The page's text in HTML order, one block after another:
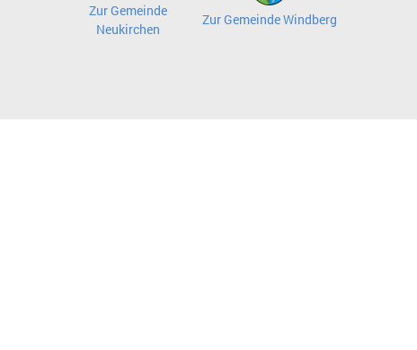
Zur Gemeinde
Neukirchen
Zur Gemeinde Windberg